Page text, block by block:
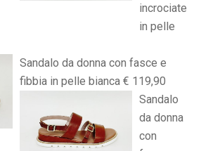
incrociate
in pelle
Sandalo da donna con fasce e
fibbia in pelle bianca € 119,90
Sandalo
da donna
con